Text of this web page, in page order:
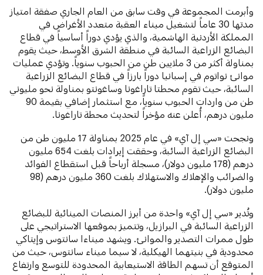
وأبرمت المجموعة في وقت سابق من العام الجاري صفقة امتياز
مدتها 30 عاماً لتشغيل ميناء العقبة متعدد الأغراض في
المملكة الأردنية الهاشمية، والذي يؤدي دوراً أساسياً في قطاع
البضائع الزراعية السائبة في منطقة الشرق الأوسط، حيث يقوم
بمناولة أكثر من 3 ملايين طن من الحبوب سنوياً. وتؤدي عمليات
موانئ نواتوم في إسبانيا دوراً بارزاً في قطاع البضائع الزراعية
السائبة، حيث تقوم محطتا تاراغونا وساغونتو بمناولة نحو مليوني
طن من واردات الحبوب سنوياً، مع استثمار إضافي بقيمة 90
مليون درهم، أُعلن عنه مؤخراً لتحديث محطة تاراغونا.
ونجحت «سي إل آي» في عام 2025 بمناولة 17 مليون طن من
البضائع الزراعية السائبة، وحققت إيرادات بلغت 654 مليون
درهم (178 مليون دولار)، مسجلة أرباحاً قبل استقطاع الفوائد
والضرائب والإهلاك والاستهلاك بلغت 360 مليون درهم (98
مليون دولار).
وتُدير «سي إل آي» واحدة من أبرز المنصات المينائية للبضائع
الزراعية السائبة في البرازيل، وتتميز بموقعها الاستراتيجي على
طول ممرات التصدير والموانئ. ويشهد ميناءا سانتوس وإيتاكي
محدودية في بنيتهما الهيكلية، لا سيما ميناء سانتوس، حيث من
المتوقع أن تسهم الطاقة الاستيعابية المحدودة للتوسع وارتفاع